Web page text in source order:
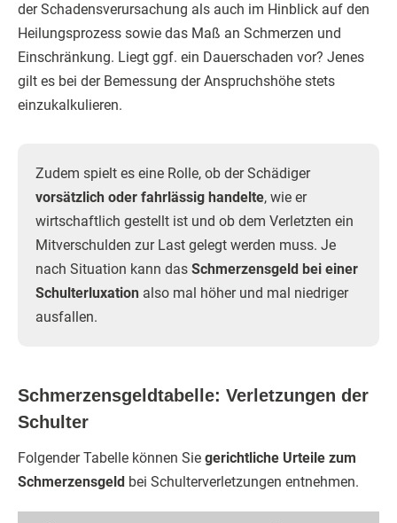
der Schadensverursachung als auch im Hinblick auf den
Heilungsprozess sowie das Maß an Schmerzen und
Einschränkung. Liegt ggf. ein Dauerschaden vor? Jenes
gilt es bei der Bemessung der Anspruchshöhe stets
einzukalkulieren.
Zudem spielt es eine Rolle, ob der Schädiger
vorsätzlich oder fahrlässig handelte, wie er
wirtschaftlich gestellt ist und ob dem Verletzten ein
Mitverschulden zur Last gelegt werden muss. Je
nach Situation kann das Schmerzensgeld bei einer
Schulterluxation also mal höher und mal niedriger
ausfallen.
Schmerzensgeldtabelle: Verletzungen der
Schulter
Folgender Tabelle können Sie gerichtliche Urteile zum
Schmerzensgeld bei Schulterverletzungen entnehmen.